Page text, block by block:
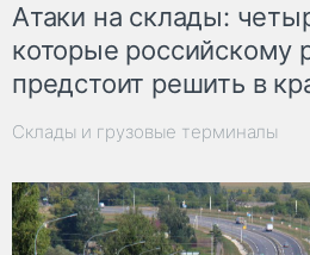
Атаки на склады:
которые российскому
предстоит решить в
Склады и грузовые терминалы